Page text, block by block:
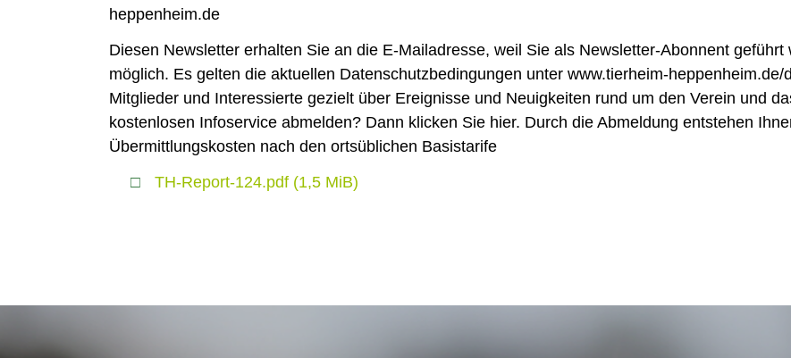
heppenheim.de
Diesen Newsletter erhalten Sie an die E-Mailadresse, weil Sie als Newsletter-Abonnent
möglich. Es gelten die aktuellen Datenschutzbedingungen unter www.tierheim-
Mitglieder und Interessierte gezielt über Ereignisse und Neuigkeiten rund um den Verein und
kostenlosen Infoservice abmelden? Dann klicken Sie hier. Durch die Abmeldung entstehen
Übermittlungskosten nach den ortsüblichen Basistarife
TH-Report-124.pdf (1,5 MiB)